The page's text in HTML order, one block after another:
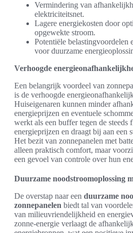
Vermindering van
elektriciteitsnet.
Lagere energiekosten door
opgewekte stroom.
Potentiële belastingvoordelen
voor duurzame
Verhoogde
Een belangrijk voordeel van
is de verhoogde
Huiseigenaren kunnen minder
energieprijzen en eventuele
werkt als een buffer tegen de steeds
energieprijzen en draagt bij aan een
Het bezit van zonnepanelen met
alleen praktisch comfort, maar
een gevoel van controle over hun
Duurzame noodstroomoplossing
De overstap naar een duurzame
zonnepanelen biedt tal van
van milieuvriendelijkheid en
zonne-energie verlaagt de